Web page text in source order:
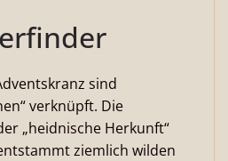
sind
verknüpft. Die
„heidnische Herkunft“
ziemlich wilden